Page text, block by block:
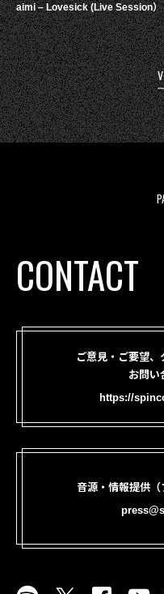
aimi – Lovesick (Live Session）
CONTACT
ご意見・ご要望
お問い
https://
音源・情報提供（